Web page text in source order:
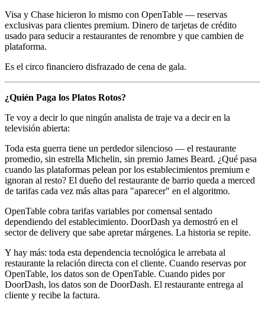
Visa y Chase hicieron lo mismo con OpenTable — reservas
exclusivas para clientes premium. Dinero de tarjetas de crédito
usado para seducir a restaurantes de renombre y que cambien de
plataforma.
Es el circo financiero disfrazado de cena de gala.
¿Quién Paga los Platos Rotos?
Te voy a decir lo que ningún analista de traje va a decir en la
televisión abierta:
Toda esta guerra tiene un perdedor silencioso — el restaurante
promedio, sin estrella Michelin, sin premio James Beard. ¿Qué pasa
cuando las plataformas pelean por los establecimientos premium e
ignoran al resto? El dueño del restaurante de barrio queda a merced
de tarifas cada vez más altas para "aparecer" en el algoritmo.
OpenTable cobra tarifas variables por comensal sentado
dependiendo del establecimiento. DoorDash ya demostró en el
sector de delivery que sabe apretar márgenes. La historia se repite.
Y hay más: toda esta dependencia tecnológica le arrebata al
restaurante la relación directa con el cliente. Cuando reservas por
OpenTable, los datos son de OpenTable. Cuando pides por
DoorDash, los datos son de DoorDash. El restaurante entrega al
cliente y recibe la factura.